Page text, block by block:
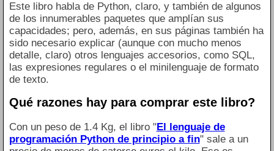
Este libro habla de Python, claro, y también de algunos
de los innumerables paquetes que amplían sus
capacidades; pero, además, en sus páginas también ha
sido necesario explicar (aunque con mucho menos
detalle, claro) otros lenguajes accesorios, como SQL,
las expresiones regulares o el minilenguaje de formato
de texto.
Qué razones hay para comprar este libro?
Con un peso de 1.4 Kg, el libro "El lenguaje de
programación Python de principio a fin" sale a un